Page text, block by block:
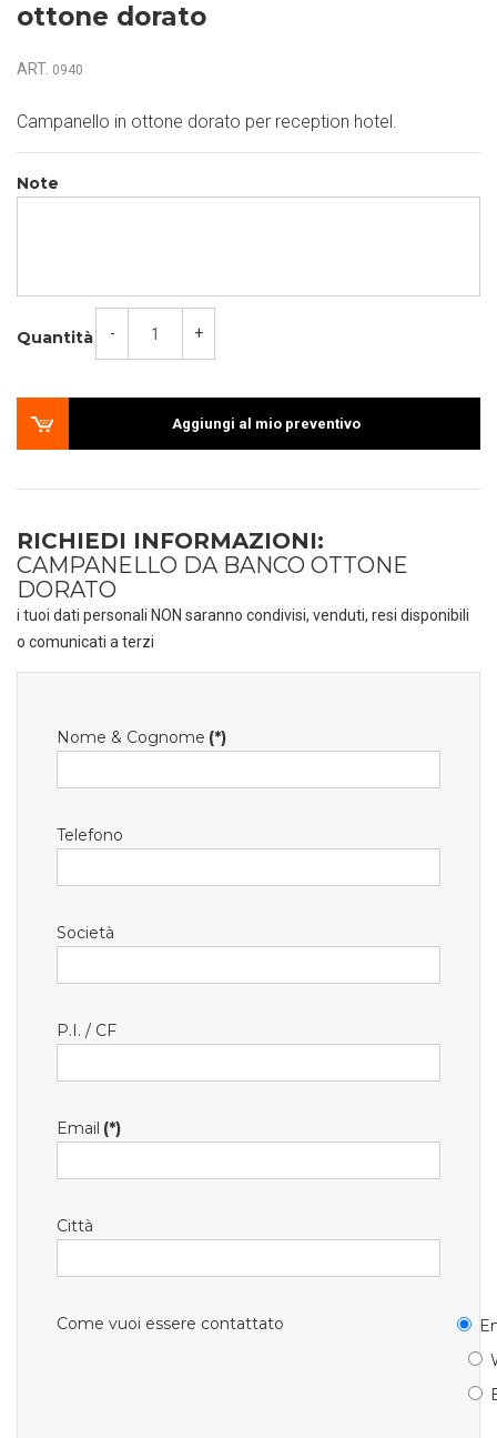
ottone dorato
ART. 0940
Campanello in ottone dorato per reception hotel.
Note
Quantità - +
Aggiungi al mio preventivo
RICHIEDI INFORMAZIONI:
CAMPANELLO DA BANCO OTTONE
DORATO
i tuoi dati personali NON saranno condivisi, venduti, resi disponibili
o comunicati a terzi
Nome & Cognome (*)
Telefono
Società
P.I. / CF
Email (*)
Città
Come vuoi essere contattato